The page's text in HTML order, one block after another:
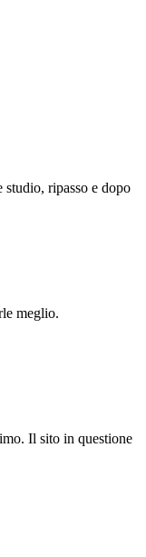
ripasso e dopo
meglio.
Il sito in questione